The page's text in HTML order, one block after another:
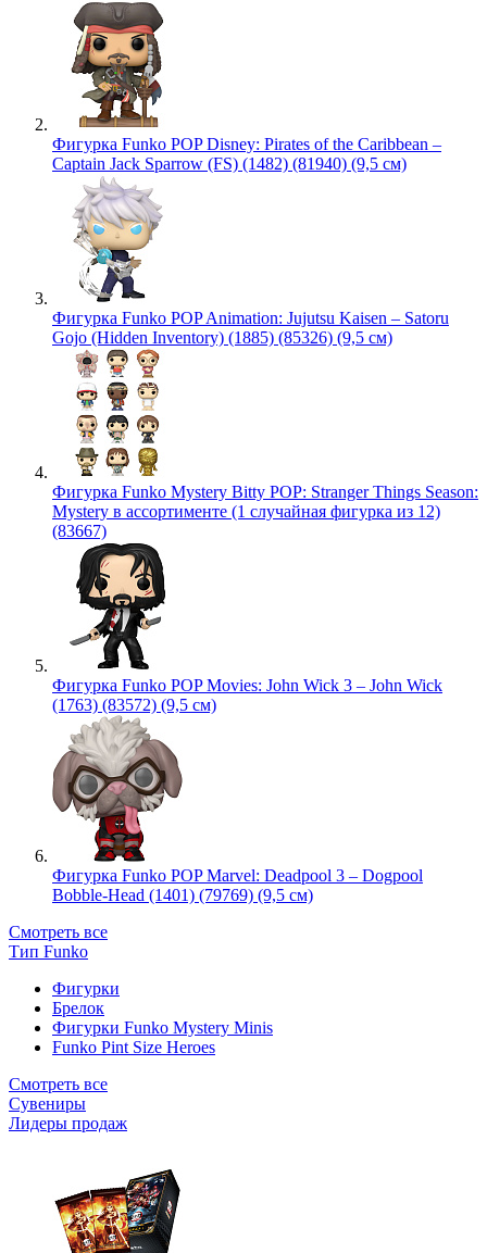
Фигурка Funko POP Disney: Pirates of the Caribbean –
Captain Jack Sparrow (FS) (1482) (81940) (9,5 см)
Фигурка Funko POP Animation: Jujutsu Kaisen – Satoru
Gojo (Hidden Inventory) (1885) (85326) (9,5 см)
Фигурка Funko Mystery Bitty POP: Stranger Things Season:
Mystery в ассортименте (1 случайная фигурка из 12)
(83667)
Фигурка Funko POP Movies: John Wick 3 – John Wick
(1763) (83572) (9,5 см)
Фигурка Funko POP Marvel: Deadpool 3 – Dogpool
Bobble-Head (1401) (79769) (9,5 см)
Смотреть все
Тип Funko
Фигурки
Брелок
Фигурки Funko Mystery Minis
Funko Pint Size Heroes
Смотреть все
Сувениры
Лидеры продаж